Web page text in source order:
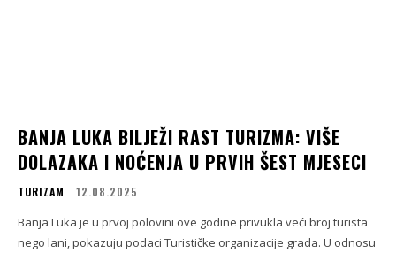
BANJA LUKA BILJEŽI RAST TURIZMA: VIŠE
DOLAZAKA I NOĆENJA U PRVIH ŠEST MJESECI
TURIZAM 12.08.2025
Banja Luka je u prvoj polovini ove godine privukla veći broj turista
nego lani, pokazuju podaci Turističke organizacije grada. U odnosu